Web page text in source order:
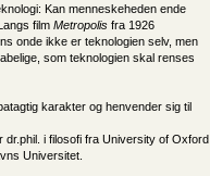
Kan menneskeheden ende
film Metropolis fra 1926
onde ikke er teknologien selv, men
som teknologien skal renses
karakter og henvender sig til
dr.phil. i filosofi fra University of Oxford
Universitet.